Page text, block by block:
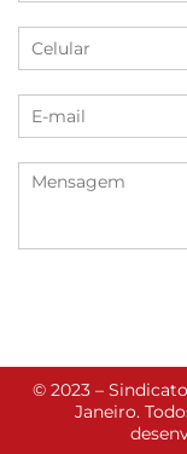
© 2023 –
Janeiro.